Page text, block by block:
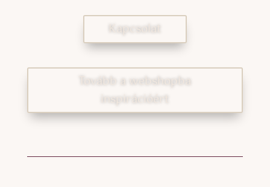
Kapcsolat
Tovább a webshopba
inspirációért